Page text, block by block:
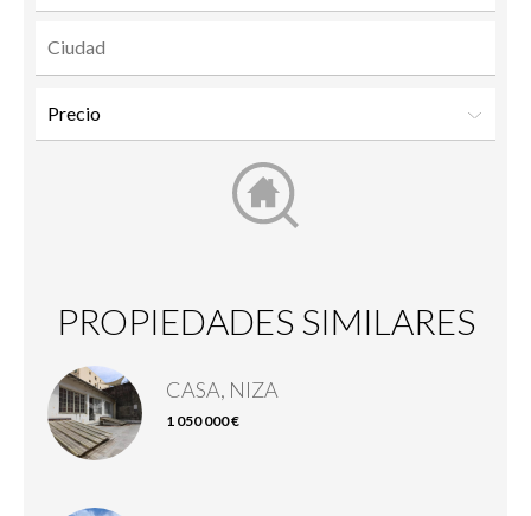
PROPIEDADES SIMILARES
CASA, NIZA
1 050 000 €